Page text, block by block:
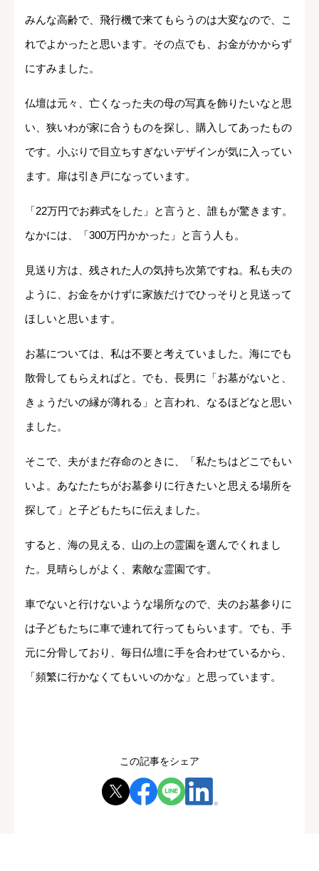
みんな高齢で、飛行機で来てもらうのは大変なので、こ
れでよかったと思います。その点でも、お金がかからず
にすみました。
仏壇は元々、亡くなった夫の母の写真を飾りたいなと思
い、狭いわが家に合うものを探し、購入してあったもの
です。小ぶりで目立ちすぎないデザインが気に入ってい
ます。扉は引き戸になっています。
「22万円でお葬式をした」と言うと、誰もが驚きます。
なかには、「300万円かかった」と言う人も。
見送り方は、残された人の気持ち次第ですね。私も夫の
ように、お金をかけずに家族だけでひっそりと見送って
ほしいと思います。
お墓については、私は不要と考えていました。海にでも
散骨してもらえればと。でも、長男に「お墓がないと、
きょうだいの縁が薄れる」と言われ、なるほどなと思い
ました。
そこで、夫がまだ存命のときに、「私たちはどこでもい
いよ。あなたたちがお墓参りに行きたいと思える場所を
探して」と子どもたちに伝えました。
すると、海の見える、山の上の霊園を選んでくれまし
た。見晴らしがよく、素敵な霊園です。
車でないと行けないような場所なので、夫のお墓参りに
は子どもたちに車で連れて行ってもらいます。でも、手
元に分骨しており、毎日仏壇に手を合わせているから、
「頻繁に行かなくてもいいのかな」と思っています。
この記事をシェア